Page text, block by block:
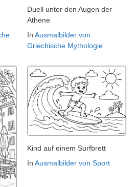
Duell unter den Augen der
Athene
In Ausmalbilder von
Griechische Mythologie
Kind auf einem Surfbrett
In Ausmalbilder von Sport